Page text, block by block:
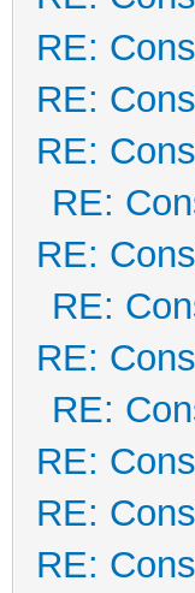
RE:
RE:
RE:
RE:
RE:
RE:
RE:
RE:
RE:
RE:
RE: